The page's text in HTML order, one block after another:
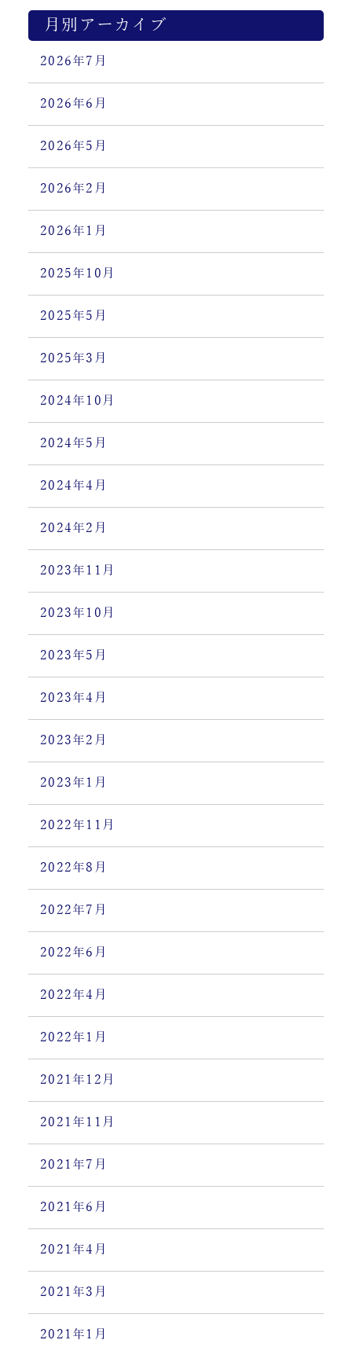
月別アーカイブ
2026年7月
2026年6月
2026年5月
2026年2月
2026年1月
2025年10月
2025年5月
2025年3月
2024年10月
2024年5月
2024年4月
2024年2月
2023年11月
2023年10月
2023年5月
2023年4月
2023年2月
2023年1月
2022年11月
2022年8月
2022年7月
2022年6月
2022年4月
2022年1月
2021年12月
2021年11月
2021年7月
2021年6月
2021年4月
2021年3月
2021年1月